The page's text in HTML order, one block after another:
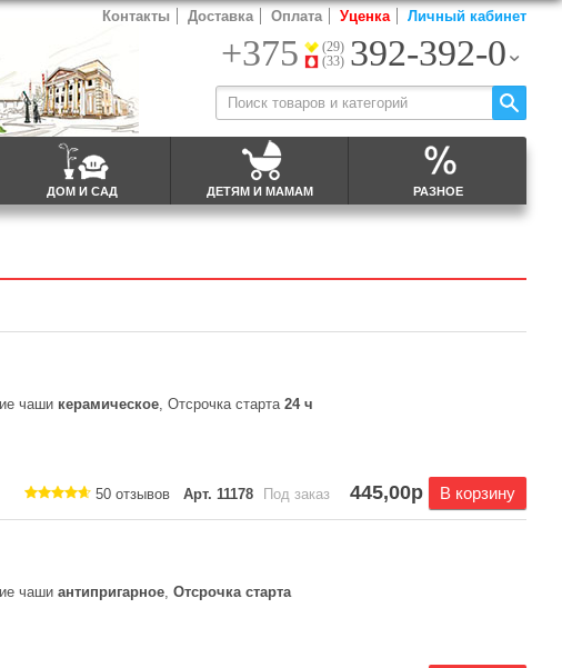
ДОМ И САД ДЕТЯМ И МАМАМ РАЗНОЕ
Контакты Доставка Оплата Уценка Личный кабинет
+375
(29)
(33) 392-392-0
чаши керамическое, Отсрочка старта 24 ч
50 отзывов Арт. 11178 Под заказ 445,00р В корзину
чаши антипригарное, Отсрочка старта